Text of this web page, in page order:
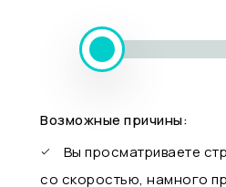
Возможные причины:
Вы просматриваете
со скоростью, намного